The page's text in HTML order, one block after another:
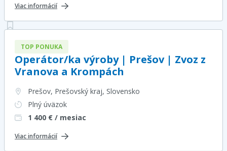
Viac informácií
TOP PONUKA
Operátor/ka výroby | Prešov | Zvoz z
Vranova a Krompách
Prešov, Prešovský kraj, Slovensko
Plný úväzok
1 400 € / mesiac
Viac informácií